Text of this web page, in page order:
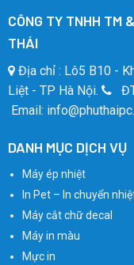
CÔNG TY TNHH TM
THÁI
Địa chỉ : Lô5 B10 -
Liệt - TP Hà Nội.
ĐT
Email:
DANH MỤC DỊCH VỤ
Máy ép nhiệt
In Pet – In chuyển
Máy cắt chữ decal
Máy in màu
Mực in